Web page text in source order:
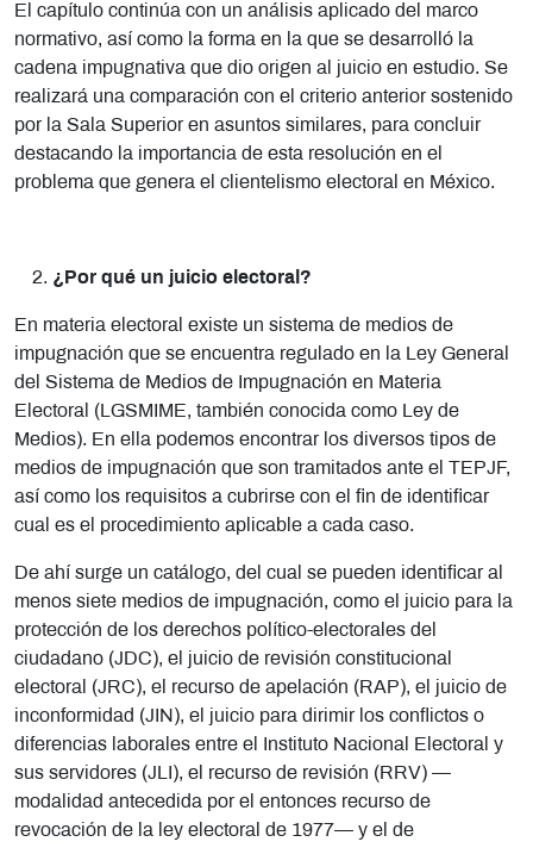
El capítulo continúa con un análisis aplicado del marco
normativo, así como la forma en la que se desarrolló la
cadena impugnativa que dio origen al juicio en estudio. Se
realizará una comparación con el criterio anterior sostenido
por la Sala Superior en asuntos similares, para concluir
destacando la importancia de esta resolución en el
problema que genera el clientelismo electoral en México.
¿Por qué un juicio electoral?
En materia electoral existe un sistema de medios de
impugnación que se encuentra regulado en la Ley General
del Sistema de Medios de Impugnación en Materia
Electoral (LGSMIME, también conocida como Ley de
Medios). En ella podemos encontrar los diversos tipos de
medios de impugnación que son tramitados ante el TEPJF,
así como los requisitos a cubrirse con el fin de identificar
cual es el procedimiento aplicable a cada caso.
De ahí surge un catálogo, del cual se pueden identificar al
menos siete medios de impugnación, como el juicio para la
protección de los derechos político-electorales del
ciudadano (JDC), el juicio de revisión constitucional
electoral (JRC), el recurso de apelación (RAP), el juicio de
inconformidad (JIN), el juicio para dirimir los conflictos o
diferencias laborales entre el Instituto Nacional Electoral y
sus servidores (JLI), el recurso de revisión (RRV) —
modalidad antecedida por el entonces recurso de
revocación de la ley electoral de 1977— y el de